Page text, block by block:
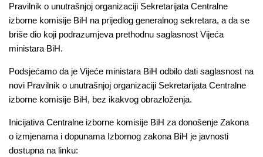
Pravilnik o unutrašnjoj organizaciji Sekretarijata Centralne
izborne komisije BiH na prijedlog generalnog sekretara, a da se
briše dio koji podrazumjeva prethodnu saglasnost Vijeća
ministara BiH.
Podsjećamo da je Vijeće ministara BiH odbilo dati saglasnost na
novi Pravilnik o unutrašnjoj organizaciji Sekretarijata Centralne
izborne komisije BiH, bez ikakvog obrazloženja.
Inicijativa Centralne izborne komisije BiH za donošenje Zakona
o izmjenama i dopunama Izbornog zakona BiH je javnosti
dostupna na linku: